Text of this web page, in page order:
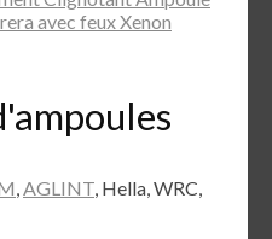
avec feux Xenon
,AGLINT, Hella, WRC,